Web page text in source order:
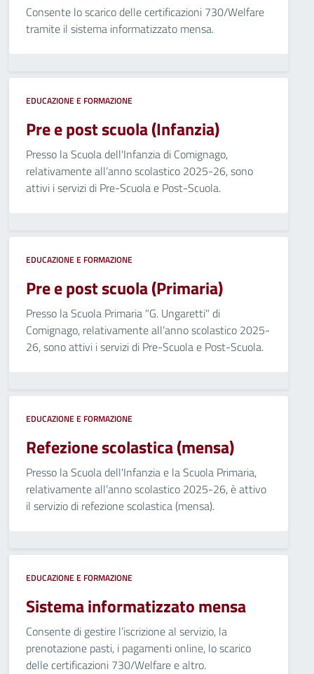
Consente lo scarico delle certificazioni 730/Welfare
tramite il sistema informatizzato mensa.
EDUCAZIONE E FORMAZIONE
Pre e post scuola (Infanzia)
Presso la Scuola dell'Infanzia di Comignago,
relativamente all’anno scolastico 2025-26, sono
attivi i servizi di Pre-Scuola e Post-Scuola.
EDUCAZIONE E FORMAZIONE
Pre e post scuola (Primaria)
Presso la Scuola Primaria "G. Ungaretti" di
Comignago, relativamente all’anno scolastico 2025-
26, sono attivi i servizi di Pre-Scuola e Post-Scuola.
EDUCAZIONE E FORMAZIONE
Refezione scolastica (mensa)
Presso la Scuola dell'Infanzia e la Scuola Primaria,
relativamente all’anno scolastico 2025-26, è attivo
il servizio di refezione scolastica (mensa).
EDUCAZIONE E FORMAZIONE
Sistema informatizzato mensa
Consente di gestire l’iscrizione al servizio, la
prenotazione pasti, i pagamenti online, lo scarico
delle certificazioni 730/Welfare e altro.